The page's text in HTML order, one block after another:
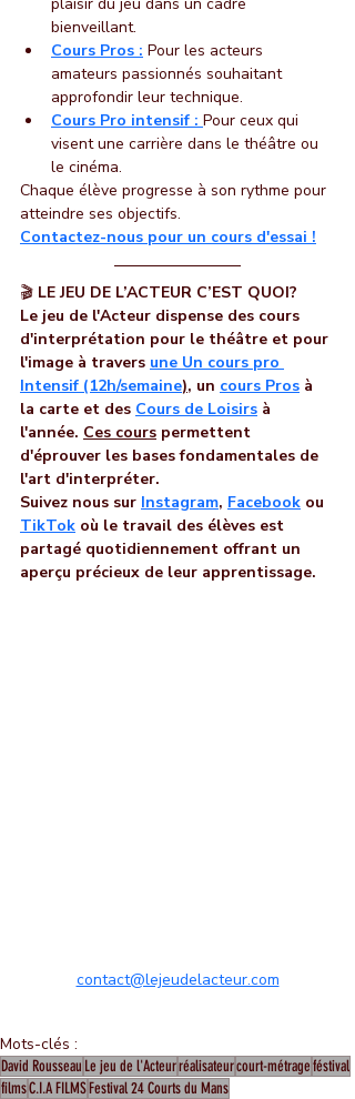
plaisir du jeu dans un cadre
bienveillant.
Cours Pros : Pour les acteurs
amateurs passionnés souhaitant
approfondir leur technique.
Cours Pro intensif : Pour ceux qui
visent une carrière dans le théâtre ou
le cinéma.
Chaque élève progresse à son rythme pour
atteindre ses objectifs.
Contactez-nous pour un cours d'essai !
🎬 LE JEU DE L’ACTEUR C’EST QUOI?
Le jeu de l'Acteur dispense des cours
d'interprétation pour le théâtre et pour
l'image à travers une Un cours pro
Intensif (12h/semaine), un cours Pros à
la carte et des Cours de Loisirs à
l'année. Ces cours permettent
d'éprouver les bases fondamentales de
l'art d'interpréter.
Suivez nous sur Instagram, Facebook ou
TikTok où le travail des élèves est
partagé quotidiennement offrant un
aperçu précieux de leur apprentissage.
contact@lejeudelacteur.com
Mots-clés :
David Rousseau Le jeu de l'Acteurréalisateurcourt-métrageféstival
filmsC.I.A FILMSFestival 24 Courts du Mans